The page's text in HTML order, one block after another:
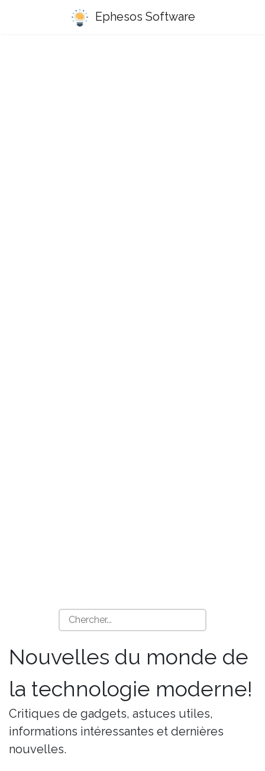
Ephesos Software
Nouvelles du monde de
la technologie moderne!
Critiques de gadgets, astuces utiles,
informations intéressantes et dernières
nouvelles.